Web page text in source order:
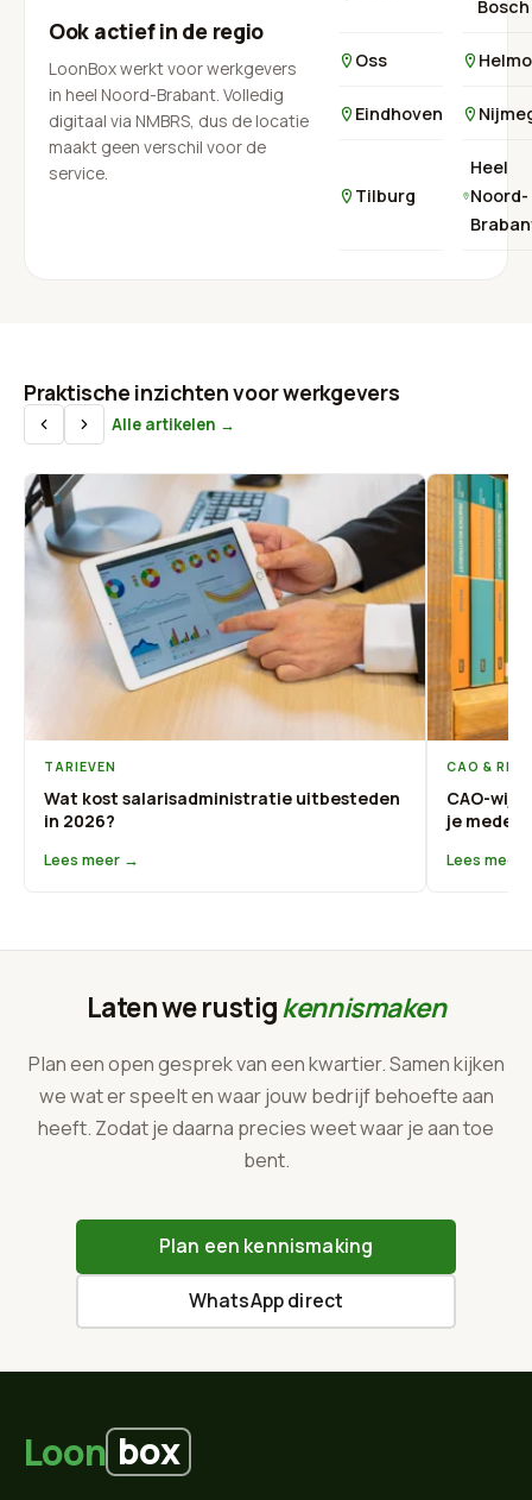
Ook actief in de regio
LoonBox werkt voor werkgevers
in heel Noord-Brabant. Volledig
digitaal via NMBRS, dus de locatie
maakt geen verschil voor de
service.
Bosch
Oss
Eindhoven
Tilburg
Heel
Noord-
Praktische inzichten voor werkgevers
Alle artikelen →
TARIEVEN
Wat kost salarisadministratie uitbesteden
in 2026?
Lees meer →
CAO &
CAO-
je
Lees meer
Laten we rustigkennismaken
Plan een open gesprek van een kwartier. Samen kijken
we wat er speelt en waar jouw bedrijf behoefte aan
heeft. Zodat je daarna precies weet waar je aan toe
bent.
Plan een kennismaking
WhatsApp direct
Loon box